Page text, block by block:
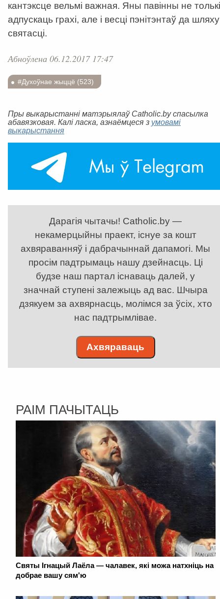
кантэксце вельмі важная. Яны павінны не толькі
адпускаць грахі, але і весці пэнітэнтаў да шляху
святасці.
Абноўлена 06.12.2017 17:47
#Духоўнае жыццё (523)
Пры выкарыстанні матэрыялаў Catholic.by спасылка
абавязковая. Калі ласка, азнаёмцеся з умовамі
выкарыстання
Дарагія чытачы! Catholic.by —
некамерцыйны праект, існуе за кошт
ахвяраванняў і дабрачыннай дапамогі. Мы
просім падтрымаць нашу дзейнасць. Ці
будзе наш партал існаваць далей, у
значнай ступені залежыць ад вас. Шчыра
дзякуем за ахвярнасць, молімся за ўсіх, хто
нас падтрымлівае.
Ахвяраваць
РАІМ ПАЧЫТАЦЬ
Святы Ігнацый Лаёла — чалавек, які можа натхніць на
добрае вашу сям'ю